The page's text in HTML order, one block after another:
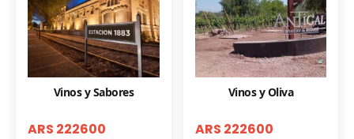
Vinos y Sabores
ARS 222600
Vinos y Oliva
ARS 222600